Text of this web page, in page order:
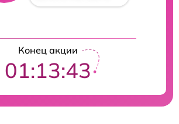
Конец акции
01:13:42